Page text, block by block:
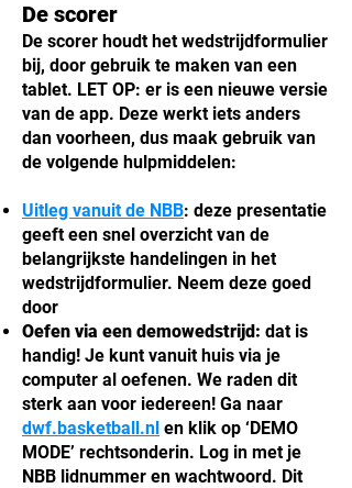
De scorer
De scorer houdt het wedstrijdformulier
bij, door gebruik te maken van een
tablet. LET OP: er is een nieuwe versie
van de app. Deze werkt iets anders
dan voorheen, dus maak gebruik van
de volgende hulpmiddelen:
Uitleg vanuit de NBB: deze presentatie
geeft een snel overzicht van de
belangrijkste handelingen in het
wedstrijdformulier. Neem deze goed
door
Oefen via een demowedstrijd: dat is
handig! Je kunt vanuit huis via je
computer al oefenen. We raden dit
sterk aan voor iedereen! Ga naar
dwf.basketball.nl en klik op ‘DEMO
MODE’ rechtsonderin. Log in met je
NBB lidnummer en wachtwoord. Dit